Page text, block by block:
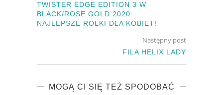
TWISTER EDGE EDITION 3 W
BLACK/ROSE GOLD 2020:
NAJLEPSZE ROLKI DLA KOBIET!
Następny post
FILA HELIX LADY
MOGĄ CI SIĘ TEŻ SPODOBAĆ